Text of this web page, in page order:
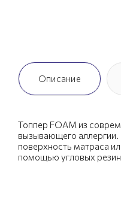
Описание
Топпер FOAM из
вызывающего аллергии.
поверхность матраса
помощью угловых